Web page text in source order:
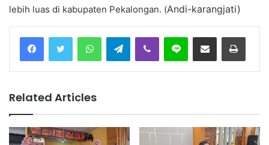
lebih luas di kabupaten Pekalongan. (Andi-karangjati)
Telegram
Related Articles